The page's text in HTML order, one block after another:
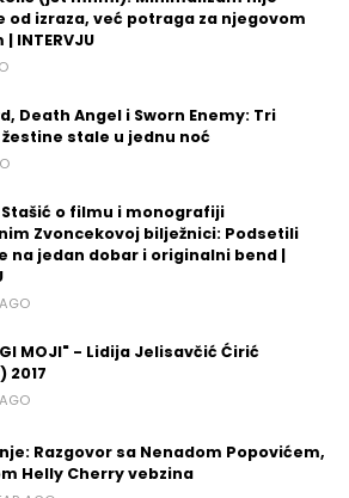
od izraza, već potraga za njegovom
INTERVJU
Death Angel i Sworn Enemy: Tri
stale u jednu noć
o filmu i monografiji
Zvoncekovoj bilježnici: Podsetili
na jedan dobar i originalni bend |
MOJI" - Lidija Jelisavčić Ćirić
2017
Razgovor sa Nenadom Popovićem,
Helly Cherry vebzina